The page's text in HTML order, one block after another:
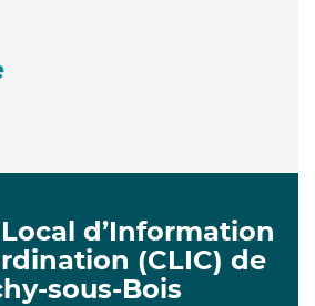
d’Information
(CLIC) de
sous-Bois